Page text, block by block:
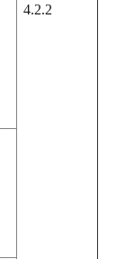
4.2.2